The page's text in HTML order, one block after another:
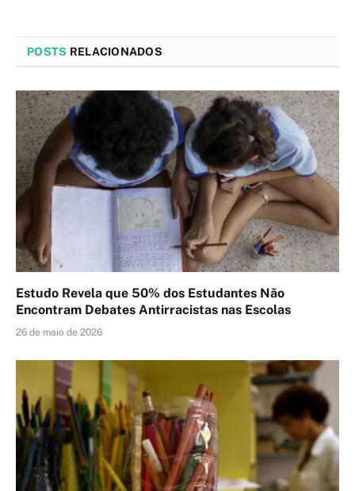
POSTS RELACIONADOS
Estudo Revela que 50% dos Estudantes Não
Encontram Debates Antirracistas nas Escolas
26 de maio de 2026